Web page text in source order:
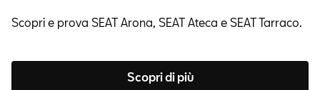
Scopri e prova SEAT Arona, SEAT Ateca e SEAT Tarraco.
Scopri di più